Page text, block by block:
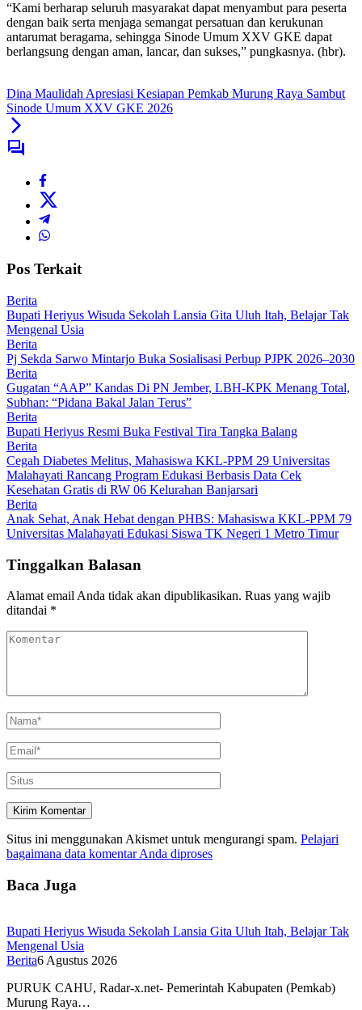
“Kami berharap seluruh masyarakat dapat menyambut para peserta
dengan baik serta menjaga semangat persatuan dan kerukunan
antarumat beragama, sehingga Sinode Umum XXV GKE dapat
berlangsung dengan aman, lancar, dan sukses,” pungkasnya. (hbr).
Dina Maulidah Apresiasi Kesiapan Pemkab Murung Raya Sambut
Sinode Umum XXV GKE 2026
Pos Terkait
Berita
Bupati Heriyus Wisuda Sekolah Lansia Gita Uluh Itah, Belajar Tak
Mengenal Usia
Berita
Pj Sekda Sarwo Mintarjo Buka Sosialisasi Perbup PJPK 2026–2030
Berita
Gugatan “AAP” Kandas Di PN Jember, LBH-KPK Menang Total,
Subhan: “Pidana Bakal Jalan Terus”
Berita
Bupati Heriyus Resmi Buka Festival Tira Tangka Balang
Berita
Cegah Diabetes Melitus, Mahasiswa KKL-PPM 29 Universitas
Malahayati Rancang Program Edukasi Berbasis Data Cek
Kesehatan Gratis di RW 06 Kelurahan Banjarsari
Berita
Anak Sehat, Anak Hebat dengan PHBS: Mahasiswa KKL-PPM 79
Universitas Malahayati Edukasi Siswa TK Negeri 1 Metro Timur
Tinggalkan Balasan
Alamat email Anda tidak akan dipublikasikan. Ruas yang wajib
ditandai *
Situs ini menggunakan Akismet untuk mengurangi spam. Pelajari
bagaimana data komentar Anda diproses
Baca Juga
Bupati Heriyus Wisuda Sekolah Lansia Gita Uluh Itah, Belajar Tak
Mengenal Usia
Berita6 Agustus 2026
PURUK CAHU, Radar-x.net- Pemerintah Kabupaten (Pemkab)
Murung Raya…